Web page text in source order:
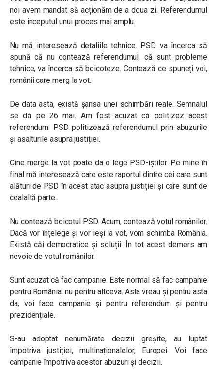
noi avem mandat să acționăm de a doua zi. Referendumul
este începutul unui proces mai amplu.
Nu mă interesează detaliile tehnice. PSD va încerca să
spună că nu contează referendumul, că sunt probleme
tehnice, va încerca să boicoteze. Contează ce spuneți voi,
românii care merg la vot.
De data asta, există șansa unei schimbări reale. Semnalul
se dă pe 26 mai. Am fost acuzat că politizez acest
referendum. PSD politizează referendumul prin abuzurile
și asalturile asupra justiției.
Cine merge la vot poate da o lege PSD-iștilor. Pe mine în
final mă interesează care este raportul dintre cei care sunt
alături de PSD în acest atac asupra justiției și care sunt de
cealaltă parte.
Nu contează boicotul PSD. Acum, contează votul românilor.
Dacă vor înțelege și vor ieși la vot, vom schimba România.
Există căi democratice și soluții. În tot acest demers am
nevoie de votul românilor.
Sunt acuzat că fac campanie. Este normal să fac campanie
pentru România, nu pentru altceva. Asta vreau și pentru asta
da, voi face campanie și pentru referendum și pentru
prezidențiale.
S-au adoptat nenumărate decizii greșite, au luptat
împotriva justiției, multinaționalelor, Europei. Voi face
campanie împotriva acestor abuzuri și decizii.